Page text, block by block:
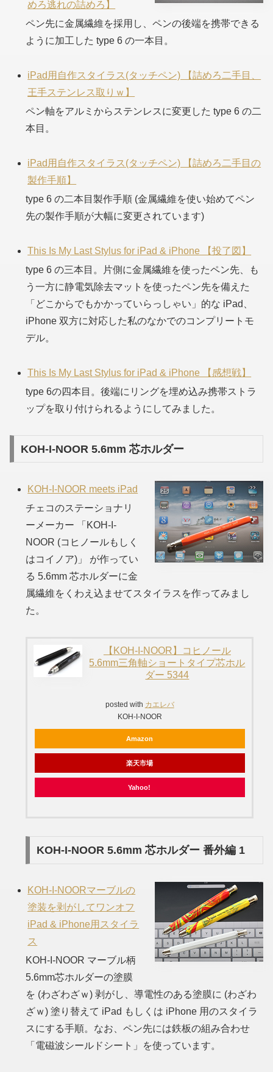
めろ逃れの詰めろ】
ペン先に金属繊維を採用し、ペンの後端を携帯できる
ように加工した type 6 の一本目。
iPad用自作スタイラス(タッチペン) 【詰めろ二手目、
王手ステンレス取りｗ】
ペン軸をアルミからステンレスに変更した type 6 の二
本目。
iPad用自作スタイラス(タッチペン) 【詰めろ二手目の
製作手順】
type 6 の二本目製作手順 (金属繊維を使い始めてペン
先の製作手順が大幅に変更されています)
This Is My Last Stylus for iPad & iPhone 【投了図】
type 6 の三本目。片側に金属繊維を使ったペン先、も
う一方に静電気除去マットを使ったペン先を備えた
「どこからでもかかっていらっしゃい」的な iPad、
iPhone 双方に対応した私のなかでのコンプリートモ
デル。
This Is My Last Stylus for iPad & iPhone 【感想戦】
type 6の四本目。後端にリングを埋め込み携帯ストラ
ップを取り付けられるようにしてみました。
KOH-I-NOOR 5.6mm 芯ホルダー
KOH-I-NOOR meets iPad
チェコのステーショナリ
ーメーカー 「KOH-I-
NOOR (コヒノールもしく
はコイノア) 」 が作ってい
る 5.6mm 芯ホルダーに金
属繊維をくわえ込ませてスタイラスを作ってみまし
た。
【KOH-I-NOOR】コヒノール
5.6mm三角軸ショートタイプ芯ホル
ダー 5344
posted with カエレバ
KOH-I-NOOR
Amazon
楽天市場
Yahoo!
KOH-I-NOOR 5.6mm 芯ホルダー 番外編 1
KOH-I-NOORマーブルの
塗装を剥がしてワンオフ
iPad & iPhone用スタイラ
ス
KOH-I-NOOR マーブル柄
5.6mm芯ホルダーの塗膜
を (わざわざｗ) 剥がし、導電性のある塗膜に (わざわ
ざｗ) 塗り替えて iPad もしくは iPhone 用のスタイラ
スにする手順。なお、ペン先には鉄板の組み合わせ
「電磁波シールドシート」を使っています。